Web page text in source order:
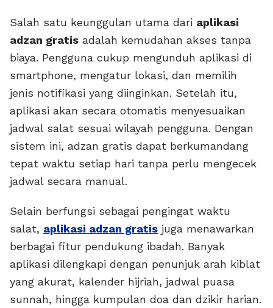
Salah satu keunggulan utama dari aplikasi
adzan gratis adalah kemudahan akses tanpa
biaya. Pengguna cukup mengunduh aplikasi di
smartphone, mengatur lokasi, dan memilih
jenis notifikasi yang diinginkan. Setelah itu,
aplikasi akan secara otomatis menyesuaikan
jadwal salat sesuai wilayah pengguna. Dengan
sistem ini, adzan gratis dapat berkumandang
tepat waktu setiap hari tanpa perlu mengecek
jadwal secara manual.
Selain berfungsi sebagai pengingat waktu
salat, aplikasi adzan gratis juga menawarkan
berbagai fitur pendukung ibadah. Banyak
aplikasi dilengkapi dengan penunjuk arah kiblat
yang akurat, kalender hijriah, jadwal puasa
sunnah, hingga kumpulan doa dan dzikir harian.